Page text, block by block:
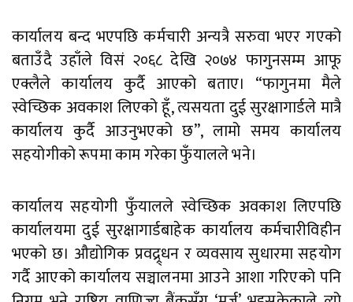
कार्यालय बन्द भएपछि कर्मचारी अन्यत्रै सरुवा भएर गएको
बताउँदै उहाँले विसं २०६८ देखि २०७४ फागुनसम्म आफू
एक्लैले कार्यालय कुर्दै आएको बताए। “फागुनमा मैले
स्वेच्छिक अवकाश लिएको हूँ, त्यसयता दुई सुरक्षागार्डले मात्रै
कार्यालय कुर्दै आउनुभएको छ”, लामो समय कार्यालय
सहयोगीको रूपमा काम गरेका फुँयालले भने।
कार्यालय सहयोगी फुँयालले स्वेच्छिक अवकाश लिएपछि
कार्यालयमा दुई सुरक्षागार्डबाहेक कार्यालय कर्मचारीविहीन
भएको छ। औद्योगिक प्रवद्र्र्धन र व्यवसाय सुधारमा सहयोग
गर्दै आएको कार्यालय सञ्चालनमा आउने आशा गरिएको पनि